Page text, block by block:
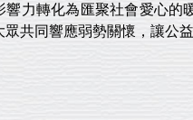
響力轉化為匯聚社會愛心的
眾共同響應弱勢關懷，讓公